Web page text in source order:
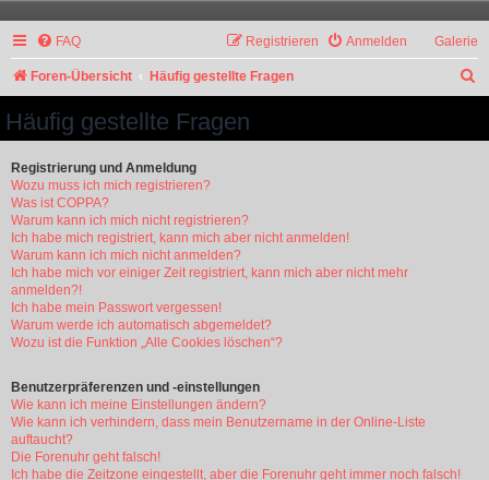
Galerie
FAQ Anmelden
Registrieren
Foren-Übersicht Häufig gestellte Fragen
Häufig gestellte Fragen
Registrierung und Anmeldung
Wozu muss ich mich registrieren?
Was ist COPPA?
Warum kann ich mich nicht registrieren?
Ich habe mich registriert, kann mich aber nicht anmelden!
Warum kann ich mich nicht anmelden?
Ich habe mich vor einiger Zeit registriert, kann mich aber nicht mehr
anmelden?!
Ich habe mein Passwort vergessen!
Warum werde ich automatisch abgemeldet?
Wozu ist die Funktion „Alle Cookies löschen“?
Benutzerpräferenzen und -einstellungen
Wie kann ich meine Einstellungen ändern?
Wie kann ich verhindern, dass mein Benutzername in der Online-Liste
auftaucht?
Die Forenuhr geht falsch!
Ich habe die Zeitzone eingestellt, aber die Forenuhr geht immer noch falsch!